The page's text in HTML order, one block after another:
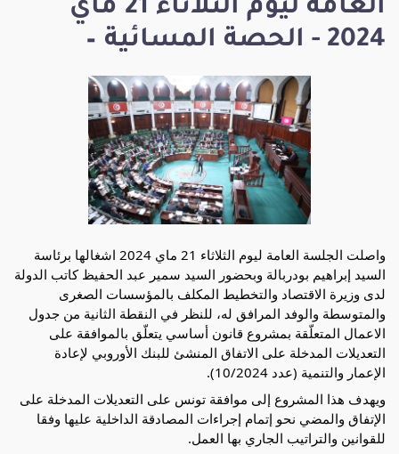
العامة ليوم الثلاثاء 21 ماي
2024 - الحصة المسائية –
واصلت الجلسة العامة ليوم الثلاثاء 21 ماي 2024 اشغالها برئاسة
السيد إبراهيم بودربالة وبحضور السيد سمير عبد الحفيظ كاتب الدولة
لدى وزيرة الاقتصاد والتخطيط المكلف بالمؤسسات الصغرى
والمتوسطة والوفد المرافق له، للنظر في النقطة الثانية من جدول
الاعمال المتعلّقة بمشروع قانون أساسي يتعلّق بالموافقة على
التعديلات المدخلة على الاتفاق المنشئ للبنك الأوروبي لإعادة
الإعمار والتنمية (عدد 10/2024).
ويهدف هذا المشروع إلى موافقة تونس على التعديلات المدخلة على
الإتفاق والمضي نحو إتمام إجراءات المصادقة الداخلية عليها وفقا
للقوانين والتراتيب الجاري بها العمل.